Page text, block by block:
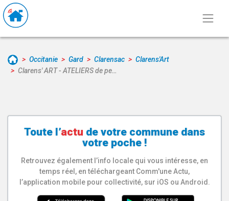
Occitanie Gard Clarensac
Clarens'Art
Clarens' ART - ATELIERS de pe…
Toute l’actu de votre commune dans
votre poche !
Retrouvez également l’info locale qui vous intéresse, en
temps réel, en téléchargeant Comm'une Actu,
l’application mobile pour collectivité, sur iOS ou Android.